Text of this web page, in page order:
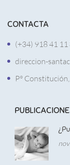
CONTACTA
(+34) 918 41 11
direccion-
Pº